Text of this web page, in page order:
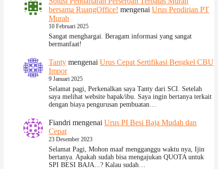
bersama RuangOffice! mengenai Urus Pendirian PT
Murah
10 Februari 2025
Sangat menghargai. Beragam informasi yang sangat
bermanfaat!
Tanty mengenai Urus Cepat Sertifikasi Bengkel CBU
Impor
9 Januari 2025
Selamat pagi, Perkenalkan saya Tanty dari SCI. Setelah
saya melihat website bapak/ibu. Saya ingin bertanya terkait
dengan biaya pengurusan pembuatan…
Fiandri mengenai Urus PI Besi Baja Mudah dan
Cepat
23 Desember 2023
Selamat Pagi, Mohon maaf mengganggu waktu nya, Ijin
bertanya. Apakah sudah bisa mengajukan QUOTA untuk
SPI BESI BAJA...? Kalau sudah…